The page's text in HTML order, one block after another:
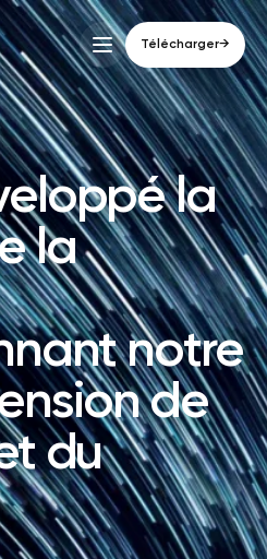
Télécharger→
la
la
notre
de
du